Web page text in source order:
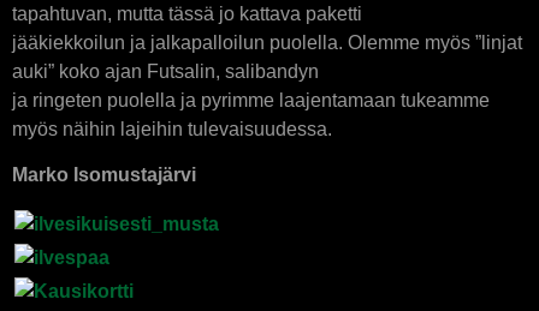
tapahtuvan, mutta tässä jo kattava paketti
jääkiekkoilun ja jalkapalloilun puolella. Olemme myös ”linjat
auki” koko ajan Futsalin, salibandyn
ja ringeten puolella ja pyrimme laajentamaan tukeamme
myös näihin lajeihin tulevaisuudessa.
Marko Isomustajärvi